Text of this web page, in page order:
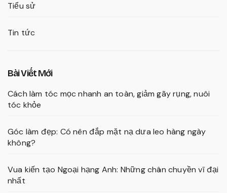
Tiểu sử
Tin tức
Bài Viết Mới
Cách làm tóc mọc nhanh an toàn, giảm gãy rụng, nuôi
tóc khỏe
Góc làm đẹp: Có nên đắp mặt nạ dưa leo hàng ngày
không?
Vua kiến tạo Ngoại hạng Anh: Những chân chuyền vĩ đại
nhất